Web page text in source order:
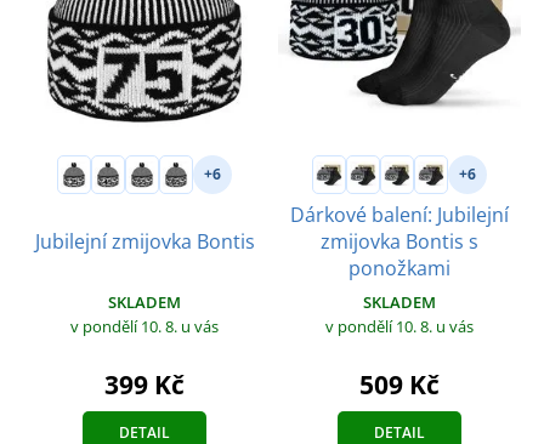
+6
Jubilejní zmijovka Bontis
SKLADEM
v pondělí 10. 8. u vás
399 Kč
DETAIL
+6
Dárkové balení: Jubilejní
zmijovka Bontis s
ponožkami
SKLADEM
v pondělí 10. 8. u vás
509 Kč
DETAIL